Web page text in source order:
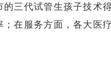
三代试管生孩子技术
在服务方面，各大医